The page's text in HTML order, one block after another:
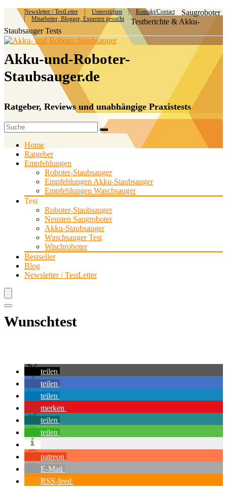
Newsletter / TestLetter Unterstützen
Kontakt/Contact
Mitarbeiter, Blogger, Experten gesucht
Saugroboter
Testberichte & Akku-
Staubsauger Tests
Akku-und-Roboter-
Staubsauger.de
Ratgeber, Reviews und unabhängige Praxistests
Home
Ratgeber
Empfehlungen
Roboter-Staubsauger
Empfehlungen Akku-Staubsauger
Empfehlungen Waschsauger
Test
Roboter-Staubsauger
Neusten Saugroboter
Akku-Staubsauger
Waschsauger Test
Wischroboter
Bestseller
Blog
Newsletter / TestLetter
Wunschtest
teilen
teilen
teilen
merken
teilen
teilen
patreon
E-Mail
RSS-feed